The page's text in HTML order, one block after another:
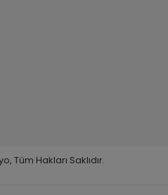
Tüm Hakları Saklıdır.